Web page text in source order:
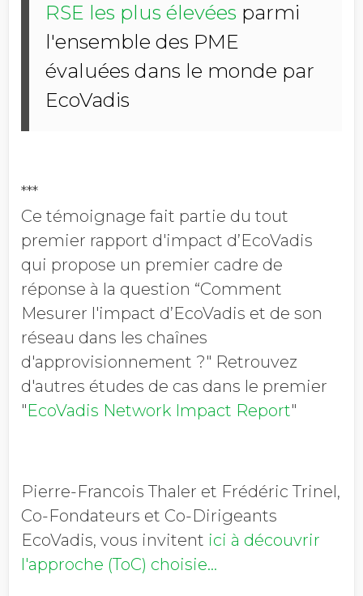
RSE les plus élevées parmi
l'ensemble des PME
évaluées dans le monde par
EcoVadis
***
Ce témoignage fait partie du tout
premier rapport d'impact d’EcoVadis
qui propose un premier cadre de
réponse à la question “Comment
Mesurer l'impact d’EcoVadis et de son
réseau dans les chaînes
d'approvisionnement ?" Retrouvez
d'autres études de cas dans le premier
"EcoVadis Network Impact Report"
Pierre-Francois Thaler et Frédéric Trinel,
Co-Fondateurs et Co-Dirigeants
EcoVadis, vous invitent ici à découvrir
l'approche (ToC) choisie...